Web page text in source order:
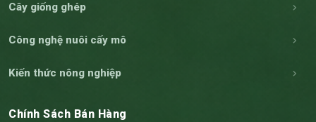
Cây giống ghép
Công nghệ nuôi cấy mô
Kiến thức nông nghiệp
Chính Sách Bán Hàng